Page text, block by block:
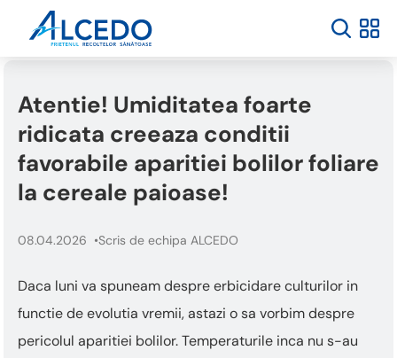
Atentie! Umiditatea foarte
ridicata creeaza conditii
favorabile aparitiei bolilor foliare
la cereale paioase!
08.04.2026 Scris de echipa ALCEDO
Daca luni va spuneam despre erbicidare culturilor in
functie de evolutia vremii, astazi o sa vorbim despre
pericolul aparitiei bolilor. Temperaturile inca nu s-au